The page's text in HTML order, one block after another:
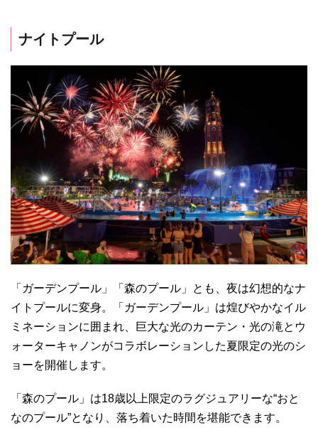
ナイトプール
「ガーデンプール」「森のプール」とも、夜は幻想的なナ
イトプールに変身。「ガーデンプール」は煌びやかなイル
ミネーションに囲まれ、巨大な光のカーテン・光の滝とウ
ォーターキャノンがコラボレーションした夏限定の光のシ
ョーを開催します。
「森のプール」は18歳以上限定のラグジュアリーな“おと
なのプール”となり、落ち着いた時間を堪能できます。